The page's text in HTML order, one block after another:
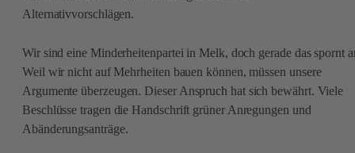
Alternativvorschlägen.
Wir sind eine Minderheitenpartei in Melk, doch gerade das spornt
Weil wir nicht auf Mehrheiten bauen können, müssen unsere
Argumente überzeugen. Dieser Anspruch hat sich bewährt. Viele
Beschlüsse tragen die Handschrift grüner Anregungen und
Abänderungsanträge.